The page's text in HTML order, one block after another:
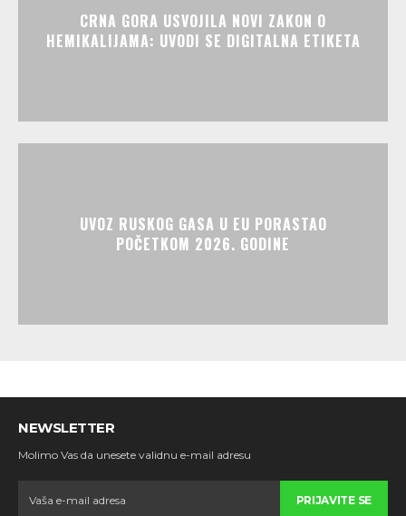
CRNA GORA USVOJILA NOVI ZAKON O
HEMIKALIJAMA: UVODI SE DIGITALNA ETIKETA
UVOZ RUSKOG GASA U EU PORASTAO
POČETKOM 2026. GODINE
NEWSLETTER
Molimo Vas da unesete validnu e-mail adresu
PRIJAVITE SE